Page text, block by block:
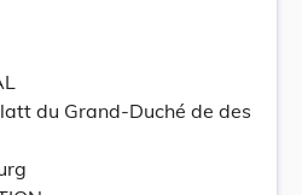
du Grand-Duché de des